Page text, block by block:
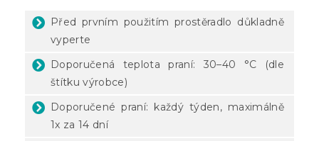
Před prvním použitím prostěradlo důkladně
vyperte
Doporučená teplota praní: 30–40 °C (dle
štítku výrobce)
Doporučené praní: každý týden, maximálně
1x za 14 dní